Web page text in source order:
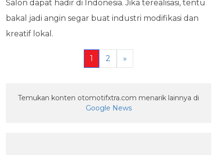
Salon dapat hadir di Indonesia. Jika terealisasi, tentu
bakal jadi angin segar buat industri modifikasi dan
kreatif lokal.
1 2 »
Temukan konten otomotifxtra.com menarik lainnya di
Google News